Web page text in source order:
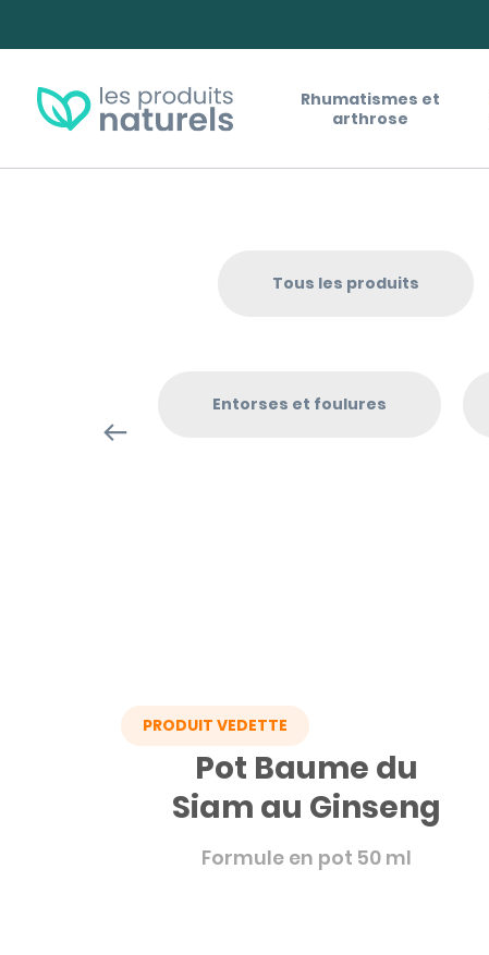
Rhumatismes et
arthrose
Tous les produits
Entorses et foulures
PRODUIT VEDETTE
Pot Baume du
Siam au Ginseng
Formule en pot 50 ml